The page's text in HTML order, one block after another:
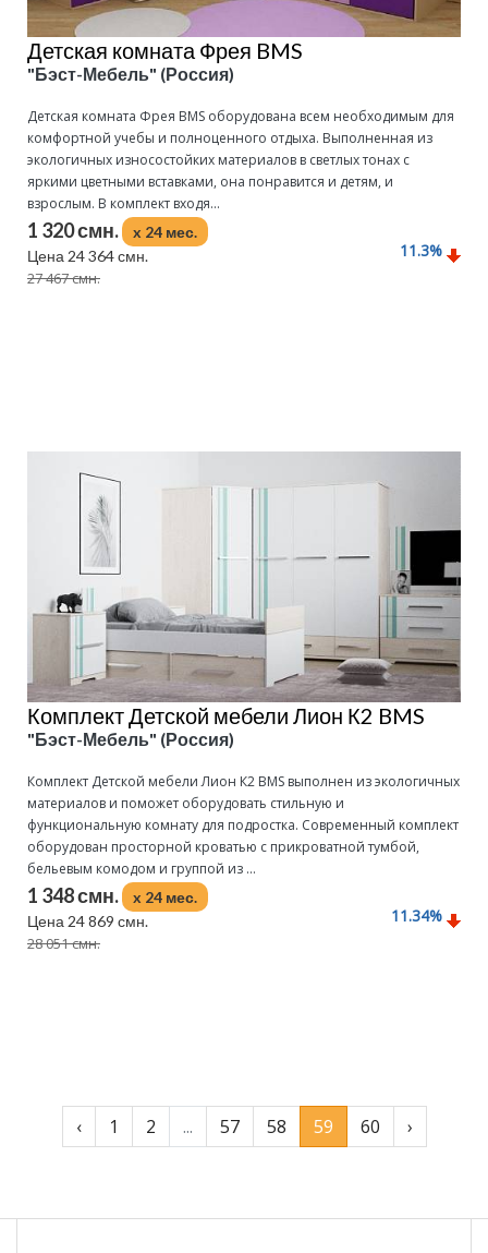
Детская комната Фрея BMS
"Бэст-Мебель" (Россия)
Детская комната Фрея BMS оборудована всем необходимым для
комфортной учебы и полноценного отдыха. Выполненная из
экологичных износостойких материалов в светлых тонах с
яркими цветными вставками, она понравится и детям, и
взрослым. В комплект входя...
1 320 смн.
x 24 мес.
Цена 24 364 смн.
27 467 смн.
11.3%
Комплект Детской мебели Лион К2 BMS
"Бэст-Мебель" (Россия)
Комплект Детской мебели Лион К2 BMS выполнен из экологичных
материалов и поможет оборудовать стильную и
функциональную комнату для подростка. Современный комплект
оборудован просторной кроватью с прикроватной тумбой,
бельевым комодом и группой из ...
1 348 смн.
x 24 мес.
Цена 24 869 смн.
28 051 смн.
11.34%
‹ 1 2 ... 57 58 59 60 ›